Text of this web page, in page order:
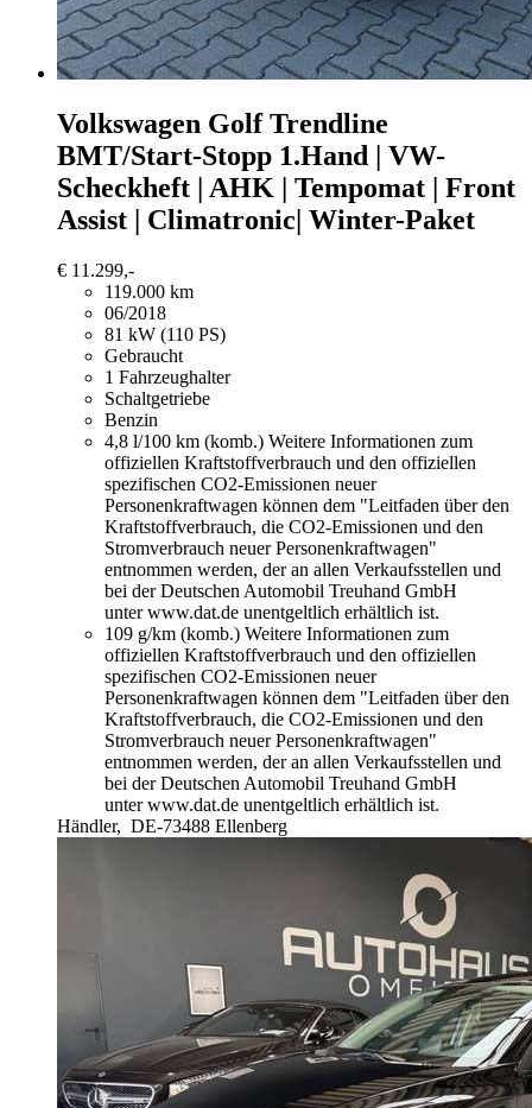
Volkswagen Golf Trendline
BMT/Start-Stopp 1.Hand | VW-
Scheckheft | AHK | Tempomat | Front
Assist | Climatronic| Winter-Paket
€ 11.299,-
119.000 km
06/2018
81 kW (110 PS)
Gebraucht
1 Fahrzeughalter
Schaltgetriebe
Benzin
4,8 l/100 km (komb.) Weitere Informationen zum
offiziellen Kraftstoffverbrauch und den offiziellen
spezifischen CO2-Emissionen neuer
Personenkraftwagen können dem "Leitfaden über den
Kraftstoffverbrauch, die CO2-Emissionen und den
Stromverbrauch neuer Personenkraftwagen"
entnommen werden, der an allen Verkaufsstellen und
bei der Deutschen Automobil Treuhand GmbH
unter www.dat.de unentgeltlich erhältlich ist.
109 g/km (komb.) Weitere Informationen zum
offiziellen Kraftstoffverbrauch und den offiziellen
spezifischen CO2-Emissionen neuer
Personenkraftwagen können dem "Leitfaden über den
Kraftstoffverbrauch, die CO2-Emissionen und den
Stromverbrauch neuer Personenkraftwagen"
entnommen werden, der an allen Verkaufsstellen und
bei der Deutschen Automobil Treuhand GmbH
unter www.dat.de unentgeltlich erhältlich ist.
Händler, DE-73488 Ellenberg